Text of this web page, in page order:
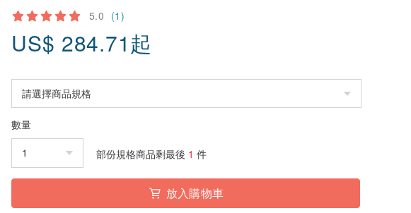
5.0 (1)
US$ 284.71起
數量
部份規格商品剩最後 1 件
放入購物車